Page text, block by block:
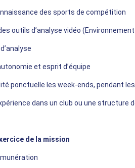
des sports de compétition
outils d’analyse vidéo
et esprit d’équipe
ponctuelle les week-ends, pendant
dans un club ou une structure
de la mission